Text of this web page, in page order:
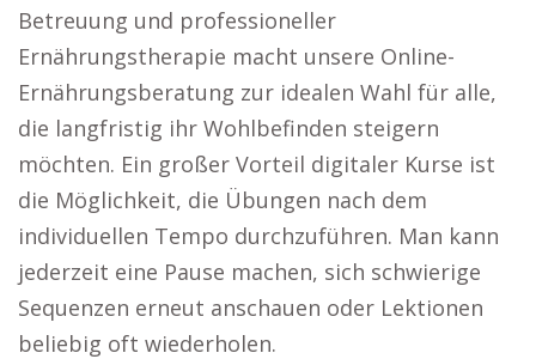
Betreuung und professioneller
Ernährungstherapie macht unsere Online-
Ernährungsberatung zur idealen Wahl für alle,
die langfristig ihr Wohlbefinden steigern
möchten. Ein großer Vorteil digitaler Kurse ist
die Möglichkeit, die Übungen nach dem
individuellen Tempo durchzuführen. Man kann
jederzeit eine Pause machen, sich schwierige
Sequenzen erneut anschauen oder Lektionen
beliebig oft wiederholen.